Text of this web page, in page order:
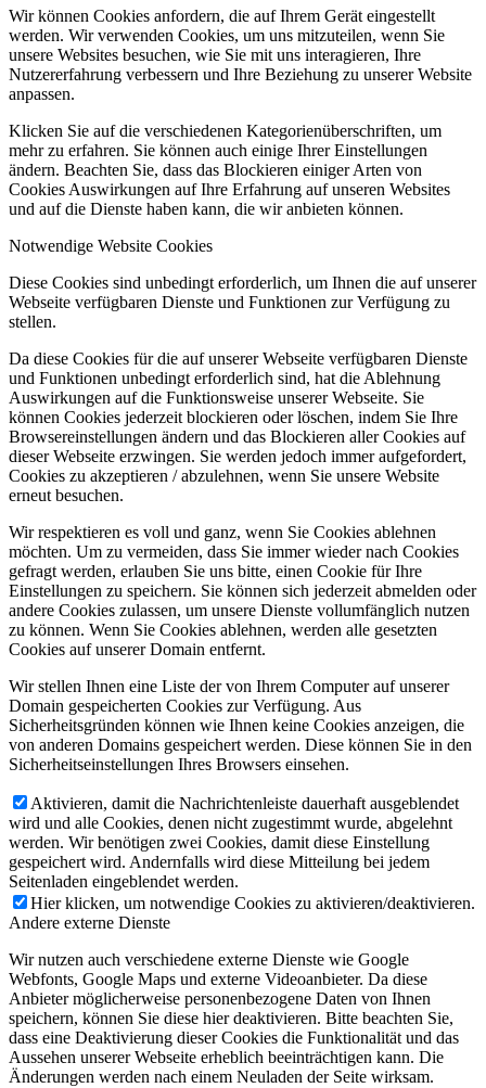
Wir können Cookies anfordern, die auf Ihrem Gerät eingestellt
werden. Wir verwenden Cookies, um uns mitzuteilen, wenn Sie
unsere Websites besuchen, wie Sie mit uns interagieren, Ihre
Nutzererfahrung verbessern und Ihre Beziehung zu unserer Website
anpassen.
Klicken Sie auf die verschiedenen Kategorienüberschriften, um
mehr zu erfahren. Sie können auch einige Ihrer Einstellungen
ändern. Beachten Sie, dass das Blockieren einiger Arten von
Cookies Auswirkungen auf Ihre Erfahrung auf unseren Websites
und auf die Dienste haben kann, die wir anbieten können.
Notwendige Website Cookies
Diese Cookies sind unbedingt erforderlich, um Ihnen die auf unserer
Webseite verfügbaren Dienste und Funktionen zur Verfügung zu
stellen.
Da diese Cookies für die auf unserer Webseite verfügbaren Dienste
und Funktionen unbedingt erforderlich sind, hat die Ablehnung
Auswirkungen auf die Funktionsweise unserer Webseite. Sie
können Cookies jederzeit blockieren oder löschen, indem Sie Ihre
Browsereinstellungen ändern und das Blockieren aller Cookies auf
dieser Webseite erzwingen. Sie werden jedoch immer aufgefordert,
Cookies zu akzeptieren / abzulehnen, wenn Sie unsere Website
erneut besuchen.
Wir respektieren es voll und ganz, wenn Sie Cookies ablehnen
möchten. Um zu vermeiden, dass Sie immer wieder nach Cookies
gefragt werden, erlauben Sie uns bitte, einen Cookie für Ihre
Einstellungen zu speichern. Sie können sich jederzeit abmelden oder
andere Cookies zulassen, um unsere Dienste vollumfänglich nutzen
zu können. Wenn Sie Cookies ablehnen, werden alle gesetzten
Cookies auf unserer Domain entfernt.
Wir stellen Ihnen eine Liste der von Ihrem Computer auf unserer
Domain gespeicherten Cookies zur Verfügung. Aus
Sicherheitsgründen können wie Ihnen keine Cookies anzeigen, die
von anderen Domains gespeichert werden. Diese können Sie in den
Sicherheitseinstellungen Ihres Browsers einsehen.
Aktivieren, damit die Nachrichtenleiste dauerhaft ausgeblendet
wird und alle Cookies, denen nicht zugestimmt wurde, abgelehnt
werden. Wir benötigen zwei Cookies, damit diese Einstellung
gespeichert wird. Andernfalls wird diese Mitteilung bei jedem
Seitenladen eingeblendet werden.
Hier klicken, um notwendige Cookies zu aktivieren/deaktivieren.
Andere externe Dienste
Wir nutzen auch verschiedene externe Dienste wie Google
Webfonts, Google Maps und externe Videoanbieter. Da diese
Anbieter möglicherweise personenbezogene Daten von Ihnen
speichern, können Sie diese hier deaktivieren. Bitte beachten Sie,
dass eine Deaktivierung dieser Cookies die Funktionalität und das
Aussehen unserer Webseite erheblich beeinträchtigen kann. Die
Änderungen werden nach einem Neuladen der Seite wirksam.